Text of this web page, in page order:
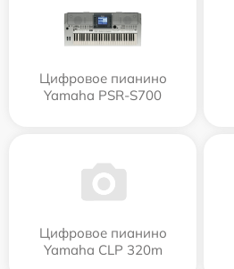
Цифровое пианино
Yamaha PSR-S700
Цифровое пианино
Yamaha CLP 320m